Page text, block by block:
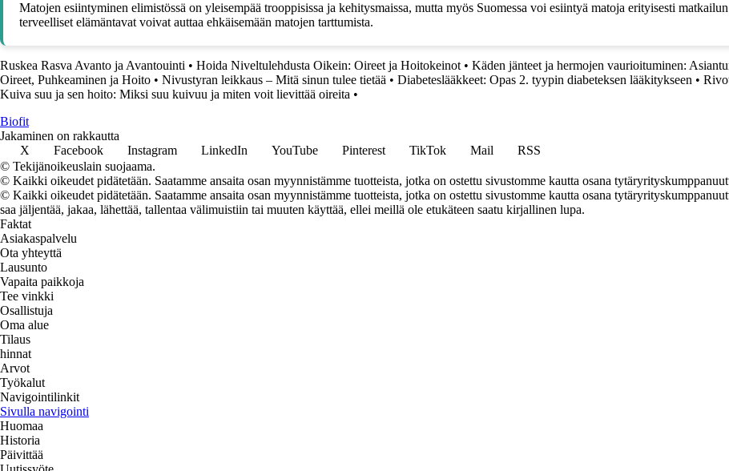
Matojen esiintyminen elimistössä on yleisempää trooppisissa ja kehitysmaissa, mutta myös Suomessa voi esiintyä matoja erityisesti
terveelliset elämäntavat voivat auttaa ehkäisemään matojen tarttumista.
Ruskea Rasva Avanto ja Avantouinti • Hoida Niveltulehdusta Oikein: Oireet ja Hoitokeinot • Käden jänteet ja hermojen vaurioituminen:
Oireet, Puhkeaminen ja Hoito • Nivustyran leikkaus – Mitä sinun tulee tietää • Diabeteslääkkeet: Opas 2. tyypin diabeteksen lääkitykseen •
Kuiva suu ja sen hoito: Miksi suu kuivuu ja miten voit lievittää oireita •
Biofit
Jakaminen on rakkautta
X
Facebook Instagram LinkedIn YouTube Pinterest TikTok Mail
RSS
© Tekijänoikeuslain suojaama.
© Kaikki oikeudet pidätetään. Saatamme ansaita osan myynnistämme tuotteista, jotka on ostettu sivustomme kautta osana
© Kaikki oikeudet pidätetään. Saatamme ansaita osan myynnistämme tuotteista, jotka on ostettu sivustomme kautta osana
saa jäljentää, jakaa, lähettää, tallentaa välimuistiin tai muuten käyttää, ellei meillä ole etukäteen saatu kirjallinen lupa.
Faktat
Asiakaspalvelu
Ota yhteyttä
Lausunto
Vapaita paikkoja
Tee vinkki
Osallistuja
Oma alue
Tilaus
hinnat
Arvot
Työkalut
Navigointilinkit
Sivulla navigointi
Huomaa
Historia
Päivittää